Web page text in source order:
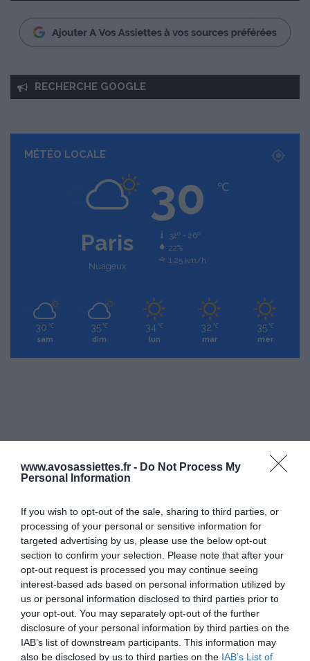
www.avosassiettes.fr - Do Not Process My
Personal Information
If you wish to opt-out of the sale, sharing to third parties, or
processing of your personal or sensitive information for
targeted advertising by us, please use the below opt-out
section to confirm your selection. Please note that after your
opt-out request is processed you may continue seeing
interest-based ads based on personal information utilized by
us or personal information disclosed to third parties prior to
your opt-out. You may separately opt-out of the further
disclosure of your personal information by third parties on the
IAB’s list of downstream participants. This information may
also be disclosed by us to third parties on the IAB’s List of
RECHERCHE GOOGLE
MÉTÉO LOCALE
Paris
Nuageux
30 ℃
32º - 26º
22%
1.25 km/h
30 ℃
sam
35 ℃
dim
34 ℃
lun
32 ℃
mar
35 ℃
mer